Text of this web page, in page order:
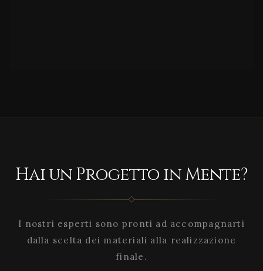
Hai un Progetto in Mente?
I nostri esperti sono pronti ad accompagnarti
dalla scelta dei materiali alla realizzazione
finale.